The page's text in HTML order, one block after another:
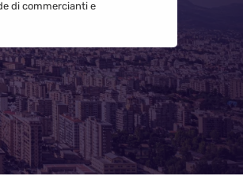
di commercianti e